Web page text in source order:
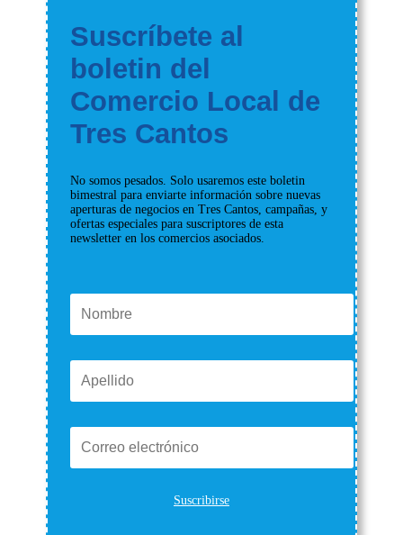
Suscríbete al
boletin del
Comercio Local de
Tres Cantos
No somos pesados. Solo usaremos este boletin
bimestral para enviarte información sobre nuevas
aperturas de negocios en Tres Cantos, campañas, y
ofertas especiales para suscriptores de esta
newsletter en los comercios asociados.
Suscribirse